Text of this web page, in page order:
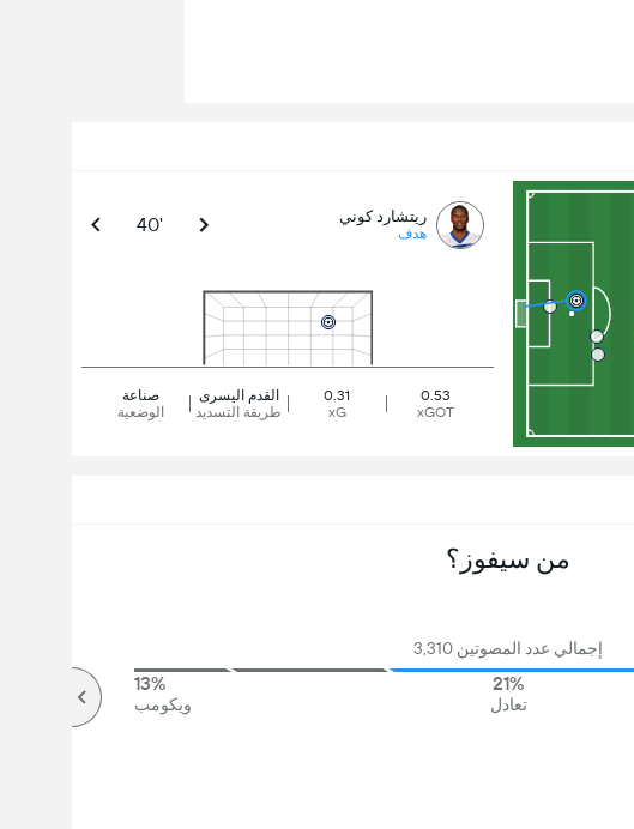
ريتشارد كوني
هدف 40'
صناعة
الوضعية
القدم اليسرى
طريقة التسديد
0.31
xG
0.53
xGOT
من سيفوز؟
إجمالي عدد المصوتين 3,310
21%
تعادل
13%
ويكومب